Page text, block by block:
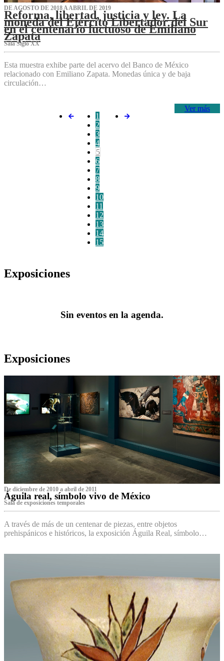
DE AGOSTO DE 2018 A ABRIL DE 2019
Reforma, libertad, justicia y ley. La
moneda del Ejército Libertador del Sur
en el centenario luctuoso de Emiliano
Zapata
Sala Siglo XX
Esta muestra exhibe parte del acervo del Banco de México
relacionado con Emiliano Zapata. Monedas única y de baja
circulación…
Ver más
1
2
3
4
5
6
7
8
9
10
11
12
13
14
15
Exposiciones
Sin eventos en la agenda.
Exposiciones
De diciembre de 2010 a abril de 2011
Águila real, símbolo vivo de México
Sala de exposiciones temporales
A través de más de un centenar de piezas, entre objetos
prehispánicos e históricos, la exposición Águila Real, símbolo…